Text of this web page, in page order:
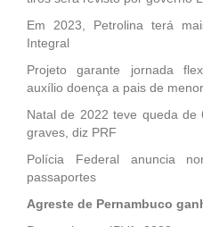
Em 2023, Petrolina terá
Integral
Projeto garante jornada
auxílio doença a pais de
Natal de 2022 teve queda
graves, diz PRF
Polícia Federal anuncia
passaportes
Agreste de Pernambuco